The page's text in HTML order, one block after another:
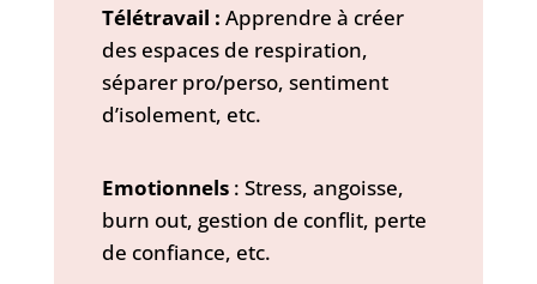
Télétravail : Apprendre à créer
des espaces de respiration,
séparer pro/perso, sentiment
d’isolement, etc.
Emotionnels: Stress, angoisse,
burn out, gestion de conflit, perte
de confiance, etc.